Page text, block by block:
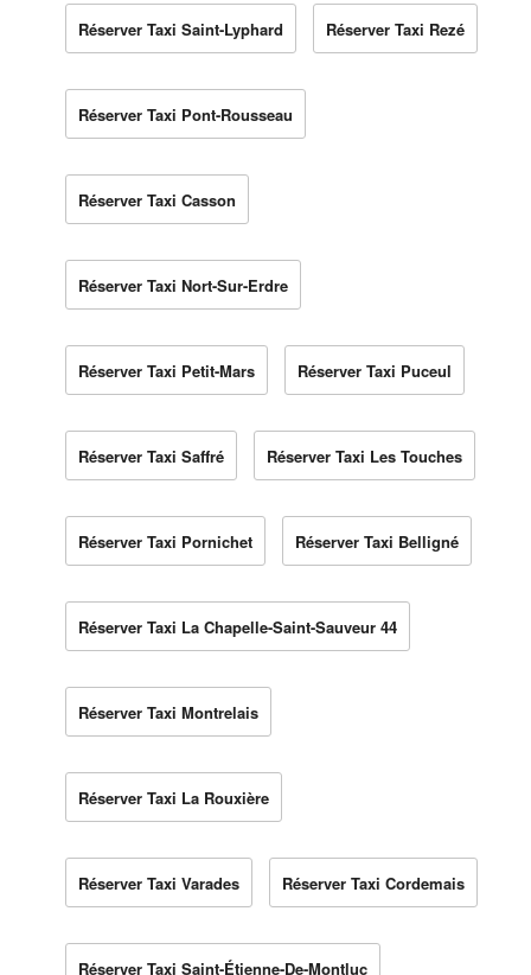
Réserver Taxi Saint-Lyphard Réserver Taxi Rezé
Réserver Taxi Pont-Rousseau
Réserver Taxi Casson
Réserver Taxi Nort-Sur-Erdre
Réserver Taxi Petit-Mars Réserver Taxi Puceul
Réserver Taxi Saffré Réserver Taxi Les Touches
Réserver Taxi Pornichet Réserver Taxi Belligné
Réserver Taxi La Chapelle-Saint-Sauveur 44
Réserver Taxi Montrelais
Réserver Taxi La Rouxière
Réserver Taxi Varades Réserver Taxi Cordemais
Réserver Taxi Saint-Étienne-De-Montluc